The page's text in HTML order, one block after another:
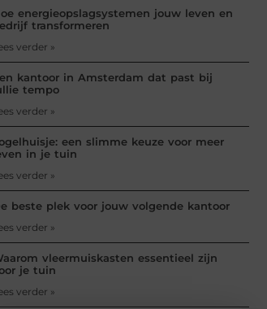
energieopslagsystemen jouw leven en
transformeren
verder »
kantoor in Amsterdam dat past bij
tempo
verder »
een slimme keuze voor meer
in je tuin
verder »
beste plek voor jouw volgende kantoor
verder »
vleermuiskasten essentieel zijn
je tuin
verder »